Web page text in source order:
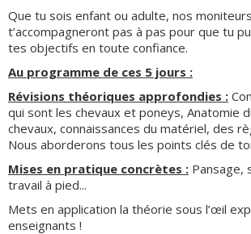
Que tu sois enfant ou adulte, nos
t’accompagneront pas à pas pour que tu
tes objectifs en toute confiance.
Au programme de ces 5 jours :
Révisions théoriques approfondies :
qui sont les chevaux et poneys, Anatomie
chevaux, connaissances du matériel, des
Nous aborderons tous les points clés de
Mises en pratique concrètes : Pansage,
travail à pied...
Mets en application la théorie sous l’œil
enseignants !